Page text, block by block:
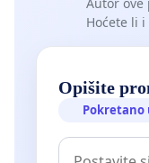
Hoćete li
Opišite